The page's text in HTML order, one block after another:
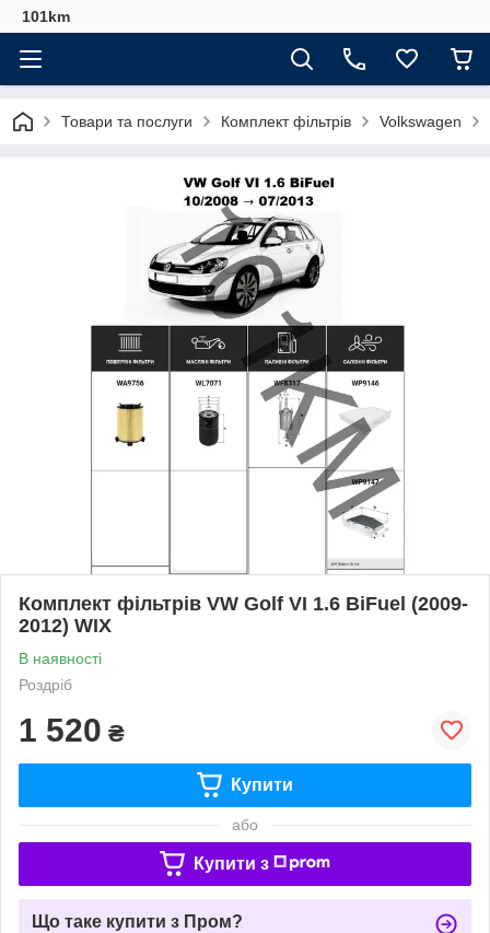
101km
Товари та послуги Комплект фільтрів Volkswagen
Комплект фільтрів VW Golf VI 1.6 BiFuel (2009-
2012) WIX
В наявності
Роздріб
1 520 ₴
Купити
або
Купити з
Що таке купити з Пром?